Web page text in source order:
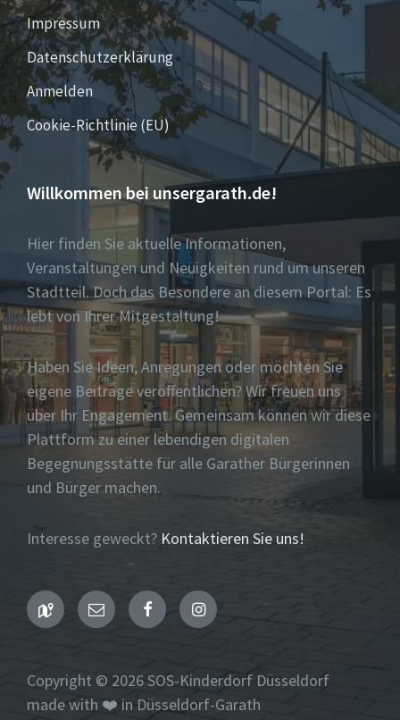
Impressum
Datenschutzerklärung
Anmelden
Cookie-Richtlinie (EU)
Willkommen bei unsergarath.de!
Hier finden Sie aktuelle Informationen,
Veranstaltungen und Neuigkeiten rund um unseren
Stadtteil. Doch das Besondere an diesem Portal: Es
lebt von Ihrer Mitgestaltung!
Haben Sie Ideen, Anregungen oder möchten Sie
eigene Beiträge veröffentlichen? Wir freuen uns
über Ihr Engagement. Gemeinsam können wir diese
Plattform zu einer lebendigen digitalen
Begegnungsstätte für alle Garather Bürgerinnen
und Bürger machen.
Interesse geweckt? Kontaktieren Sie uns!
Maps Email FacebookInstagram
Copyright © 2026 SOS-Kinderdorf Düsseldorf
made with ❤️ in Düsseldorf-Garath